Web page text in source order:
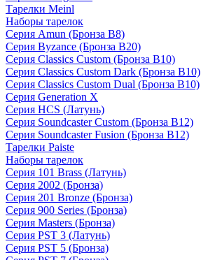
Тарелки Meinl
Наборы тарелок
Серия Amun (Бронза B8)
Серия Byzance (Бронза B20)
Серия Classics Custom (Бронза B10)
Серия Classics Custom Dark (Бронза B10)
Серия Classics Custom Dual (Бронза B10)
Серия Generation X
Серия HCS (Латунь)
Серия Soundcaster Custom (Бронза B12)
Серия Soundcaster Fusion (Бронза B12)
Тарелки Paiste
Наборы тарелок
Серия 101 Brass (Латунь)
Серия 2002 (Бронза)
Серия 201 Bronze (Бронза)
Серия 900 Series (Бронза)
Серия Masters (Бронза)
Серия PST 3 (Латунь)
Серия PST 5 (Бронза)